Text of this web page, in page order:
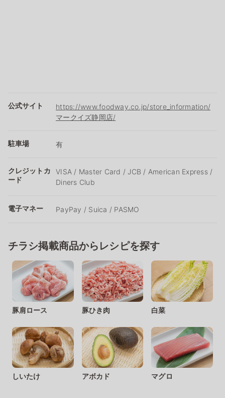
公式サイト
https://www.foodway.co.jp/store_information/
マークイズ静岡店/
駐車場 有
クレジットカ
ード
VISA / Master Card / JCB / American Express /
Diners Club
電子マネー PayPay / Suica / PASMO
チラシ掲載商品からレシピを探す
豚肩ロース 豚ひき肉 白菜
しいたけ アボカド マグロ